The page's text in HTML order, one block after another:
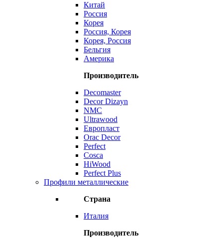
Китай
Россия
Корея
Россия, Корея
Корея, Россия
Бельгия
Америка
Производитель
Decomaster
Decor Dizayn
NMC
Ultrawood
Европласт
Orac Decor
Perfect
Cosca
HiWood
Perfect Plus
Профили металлические
Страна
Италия
Производитель